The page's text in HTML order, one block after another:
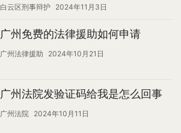
白云区刑事辩护 2024年11月3日
广州免费的法律援助如何申请
广州法律援助 2024年10月21日
广州法院发验证码给我是怎么回事
广州法院 2024年10月11日